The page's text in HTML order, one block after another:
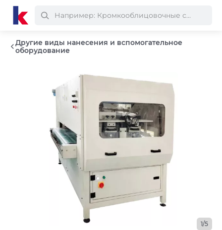
Другие виды нанесения и вспомогательное
оборудование
1/5